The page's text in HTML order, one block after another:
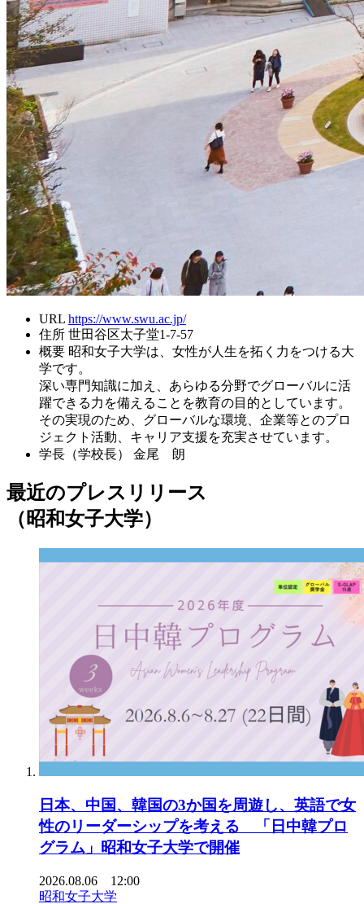
URL https://www.swu.ac.jp/
住所 世田谷区太子堂1-7-57
概要 昭和女子大学は、女性が人生を拓く力をつける大
学です。
深い専門知識に加え、あらゆる分野でグローバルに活
躍できる力を備えることを教育の目的としています。
その実現のため、グローバルな環境、企業等とのプロ
ジェクト活動、キャリア支援を充実させています。
学長（学校長）
金尾 朗
最近のプレスリリース
（昭和女子大学）
日本、中国、韓国の3か国を周遊し、英語で女
性のリーダーシップを考える 「日中韓プロ
グラム」昭和女子大学で開催
2026.08.06 12:00
昭和女子大学